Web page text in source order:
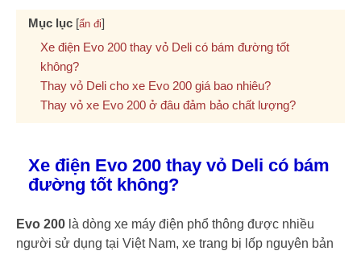
Mục lục [ẩn đi]
Xe điện Evo 200 thay vỏ Deli có bám đường tốt
không?
Thay vỏ Deli cho xe Evo 200 giá bao nhiêu?
Thay vỏ xe Evo 200 ở đâu đảm bảo chất lượng?
Xe điện Evo 200 thay vỏ Deli có bám
đường tốt không?
Evo 200 là dòng xe máy điện phổ thông được nhiều
người sử dụng tại Việt Nam, xe trang bị lốp nguyên bản